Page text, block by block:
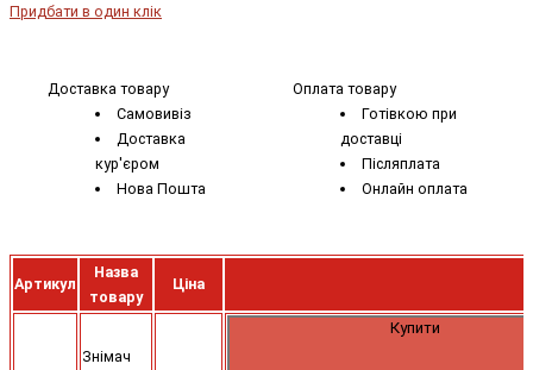
Придбати в один клік
Доставка товару
Самовивіз
Доставка
кур'єром
Нова Пошта
Оплата товару
Готівкою при
доставці
Післяплата
Онлайн оплата
Артикул
Назва
товару
Ціна
Знімач
Купити